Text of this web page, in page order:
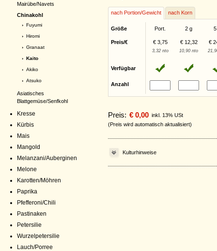
Mairübe/Navets
Chinakohl
› Fuyumi
› Hiromi
› Granaat
› Kaito
› Akiko
› Atsuko
Asiatisches
Blattgemüse/Senfkohl
Kresse
Kürbis
Mais
Mangold
Melanzani/Auberginen
Melone
Karotten/Möhren
Paprika
Pfefferoni/Chili
Pastinaken
Petersilie
Wurzelpetersilie
Lauch/Porree
nach Portion/Gewicht nach Korn
Größe Port. 2 g
Preis/€ € 3,75 € 12,32 €
3,32 nto 10,90 nto
Verfügbar
Anzahl
Preis: € 0,00 inkl. 13% USt
(Preis wird automatisch aktualisiert)
Kulturhinweise